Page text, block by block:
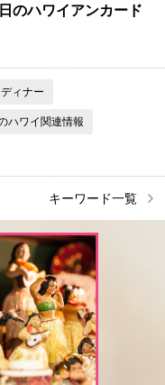
のハワイアンカード
ディナー
ハワイ関連情報
キーワード一覧